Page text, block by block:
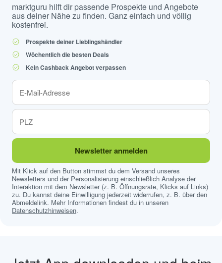
marktguru hilft dir passende Prospekte und Angebote
aus deiner Nähe zu finden. Ganz einfach und völlig
kostenfrei.
Prospekte deiner Lieblingshändler
Wöchentlich die besten Deals
Kein Cashback Angebot verpassen
Newsletter anmelden
Mit Klick auf den Button stimmst du dem Versand unseres
Newsletters und der Personalisierung einschließlich Analyse der
Interaktion mit dem Newsletter (z. B. Öffnungsrate, Klicks auf Links)
zu. Du kannst deine Einwilligung jederzeit widerrufen, z. B. über den
Abmeldelink. Mehr Informationen findest du in unseren
Datenschutzhinweisen.